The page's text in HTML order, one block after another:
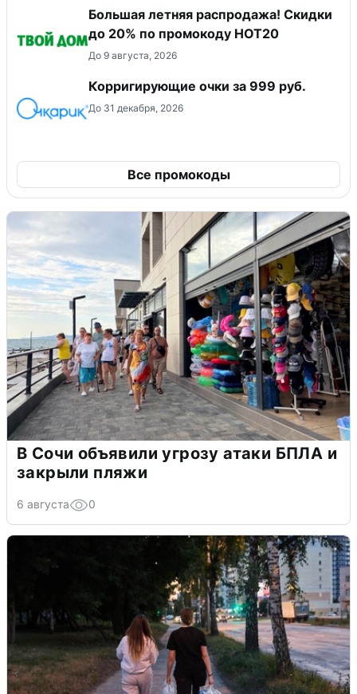
Большая летняя распродажа! Скидки
до 20% по промокоду HOT20
До 9 августа, 2026
Корригирующие очки за 999 руб.
До 31 декабря, 2026
Все промокоды
В Сочи объявили угрозу атаки БПЛА и
закрыли пляжи
6 августа 0